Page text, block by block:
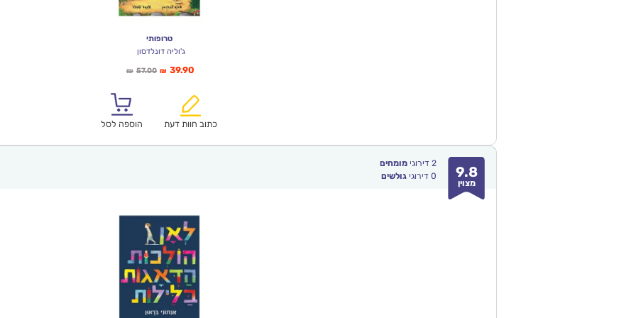
טרופותי
ג'וליה דונלדסון
₪ 57.00המחיר
₪57.00.
₪ 39.90
הוא:
כתוב חוות דעת
הוספה לסל
9.8
מצוין
2 דירוגימומחים
0 דירוגיגולשים